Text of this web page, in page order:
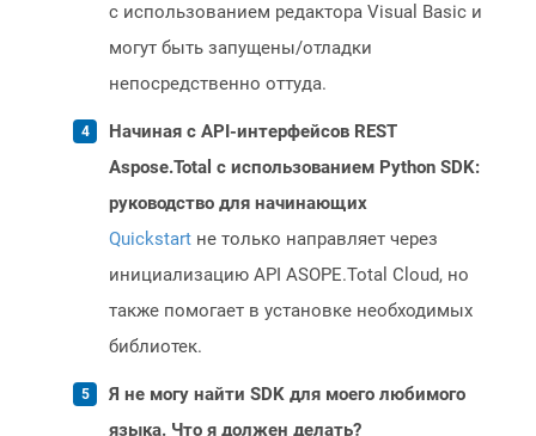
с использованием редактора Visual Basic и
могут быть запущены/отладки
непосредственно оттуда.
Начиная с API-интерфейсов REST
Aspose.Total с использованием Python SDK:
руководство для начинающих
Quickstart не только направляет через
инициализацию API ASOPE.Total Cloud, но
также помогает в установке необходимых
библиотек.
Я не могу найти SDK для моего любимого
языка. Что я должен делать?